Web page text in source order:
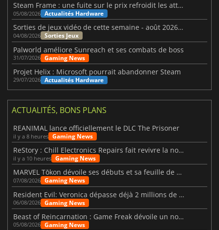
Steam Frame : une fuite sur le prix refroidit les attentes VR
05/08/2026 Actualités Hardware
Sorties de jeux vidéo de cette semaine - août 2026 (semaine 32)
04/08/2026 Sorties Jeux
Palworld améliore Sunreach et ses combats de boss
31/07/2026 Gaming News
Projet Helix : Microsoft pourrait abandonner Steam
29/07/2026 Actualités Hardware
ACTUALITÉS, BONS PLANS
REANIMAL lance officiellement le DLC The Prisoner
il y a 8 heures Gaming News
ReStory : Chill Electronics Repairs fait revivre la nostalgie des années 2000
il y a 10 heures Gaming News
MARVEL Tōkon dévoile ses débuts et sa feuille de route
07/08/2026 Gaming News
Resident Evil: Veronica dépasse déjà 2 millions de wishlists
06/08/2026 Gaming News
Beast of Reincarnation : Game Freak dévoile un nouveau pari
05/08/2026 Gaming News